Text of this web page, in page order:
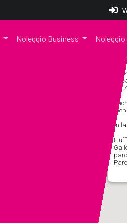
Noleggio Business Noleggio